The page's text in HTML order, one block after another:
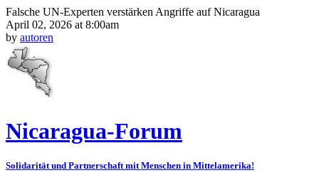
Falsche UN-Experten verstärken Angriffe auf Nicaragua
April 02, 2026 at 8:00am
by autoren
Nicaragua-Forum
Solidarität und Partnerschaft mit Menschen in Mittelamerika!